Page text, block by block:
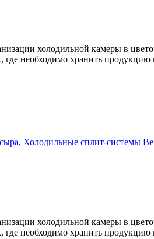
холодильной камеры в
необходимо хранить
, Холодильные сплит-системы
холодильной камеры в
необходимо хранить